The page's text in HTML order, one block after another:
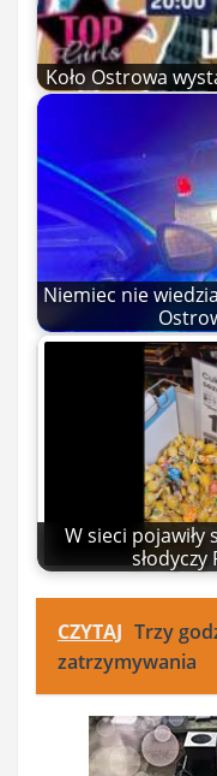
Koło Ostrowa
Niemiec nie
W sieci
CZYTAJ Trzy
zatrzymywania